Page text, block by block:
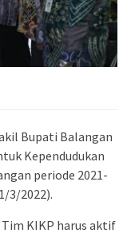
Bupati Balangan
Kependudukan
periode 2021-
3/2022).
KIKP harus aktif